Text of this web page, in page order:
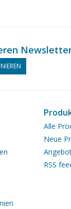
Alle
Neue
RSS